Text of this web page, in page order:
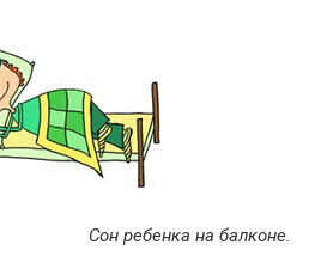
Сон ребенка на балконе.